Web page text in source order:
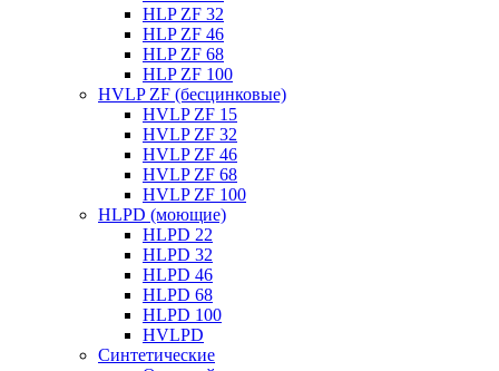
HLP ZF 32
HLP ZF 46
HLP ZF 68
HLP ZF 100
HVLP ZF (бесцинковые)
HVLP ZF 15
HVLP ZF 32
HVLP ZF 46
HVLP ZF 68
HVLP ZF 100
HLPD (моющие)
HLPD 22
HLPD 32
HLPD 46
HLPD 68
HLPD 100
HVLPD
Синтетические